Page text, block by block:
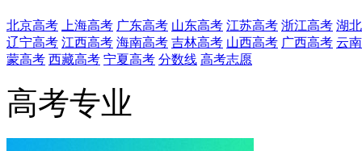
北京高考 上海高考 广东高考 山东高考 江苏高考 浙江高考 湖
辽宁高考 江西高考 海南高考 吉林高考 山西高考 广西高考 云
蒙高考 西藏高考 宁夏高考 分数线 高考志愿
高考专业